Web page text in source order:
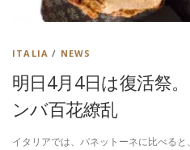
ITALIA / NEWS
明日4月4日は復活祭
ンバ百花繚乱
イタリアでは、パネットーネに比べる